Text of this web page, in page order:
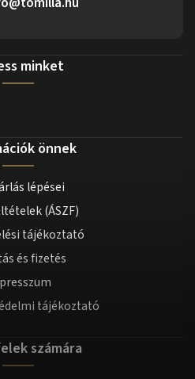
minket
önnek
lépései
(ÁSZF)
tájékoztató
és fizetés
tájékoztató
számára